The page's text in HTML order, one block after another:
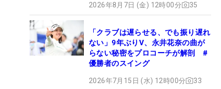
2026年8月7日 (金) 12時00分 35
「クラブは遅らせる、でも振り遅れ
ない」9年ぶりV、永井花奈の曲が
らない秘密をプロコーチが解剖 #
優勝者のスイング
2026年7月15日 (水) 12時00分 33